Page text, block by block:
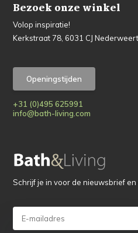
Bezoek onze winkel
Volop inspiratie!
Kerkstraat 78, 6031 CJ Nederweert
Openingstijden
+31 (0)495 625991
info@bath-living.com
Schrijf je in voor de nieuwsbrief